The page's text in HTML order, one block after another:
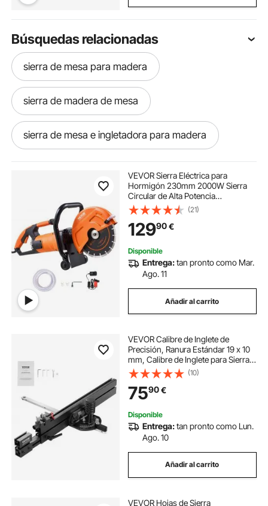
Búsquedas relacionadas
sierra de mesa para madera
sierra de madera de mesa
sierra de mesa e ingletadora para madera
sierra electrica carne mesa
sierra de mesa circular para madera
sierra de mesa mesa
mesa de corte madera sierras de mesa
mesa trabajo sierra mesa
sierra de mesa herramientas
mesa de sierra de mesa portátil
sierra de hojas mesa para madera
sierra de cinta para carne de mesa
VEVOR Sierra Eléctrica para
Hormigón 230mm 2000W Sierra
Circular de Alta Potencia
Profundidad de Corte de 89 mm
Sierra de Disco Húmeda/Seca con
Tubería de Agua Bomba de Agua
Hoja para Piedra Ladrillo
(21)
12990€
Disponible
Entrega:tan pronto como Mar.
Ago. 11
Añadir al carrito
VEVOR Calibre de Inglete de
Precisión, Ranura Estándar 19 x 10
mm, Calibre de Inglete para Sierra
de Mesa de Aleación de Aluminio
con Rejilla, 450 x 550 x 120 mm, 15
Paradas Positivas, 2,19 kg
(10)
7590€
Disponible
Entrega:tan pronto como Lun.
Ago. 10
Añadir al carrito
VEVOR Hojas de Sierra